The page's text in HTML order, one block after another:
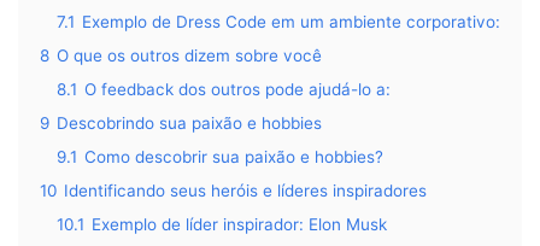
7.1 Exemplo de Dress Code em um ambiente corporativo:
8 O que os outros dizem sobre você
8.1 O feedback dos outros pode ajudá-lo a:
9 Descobrindo sua paixão e hobbies
9.1 Como descobrir sua paixão e hobbies?
10 Identificando seus heróis e líderes inspiradores
10.1 Exemplo de líder inspirador: Elon Musk